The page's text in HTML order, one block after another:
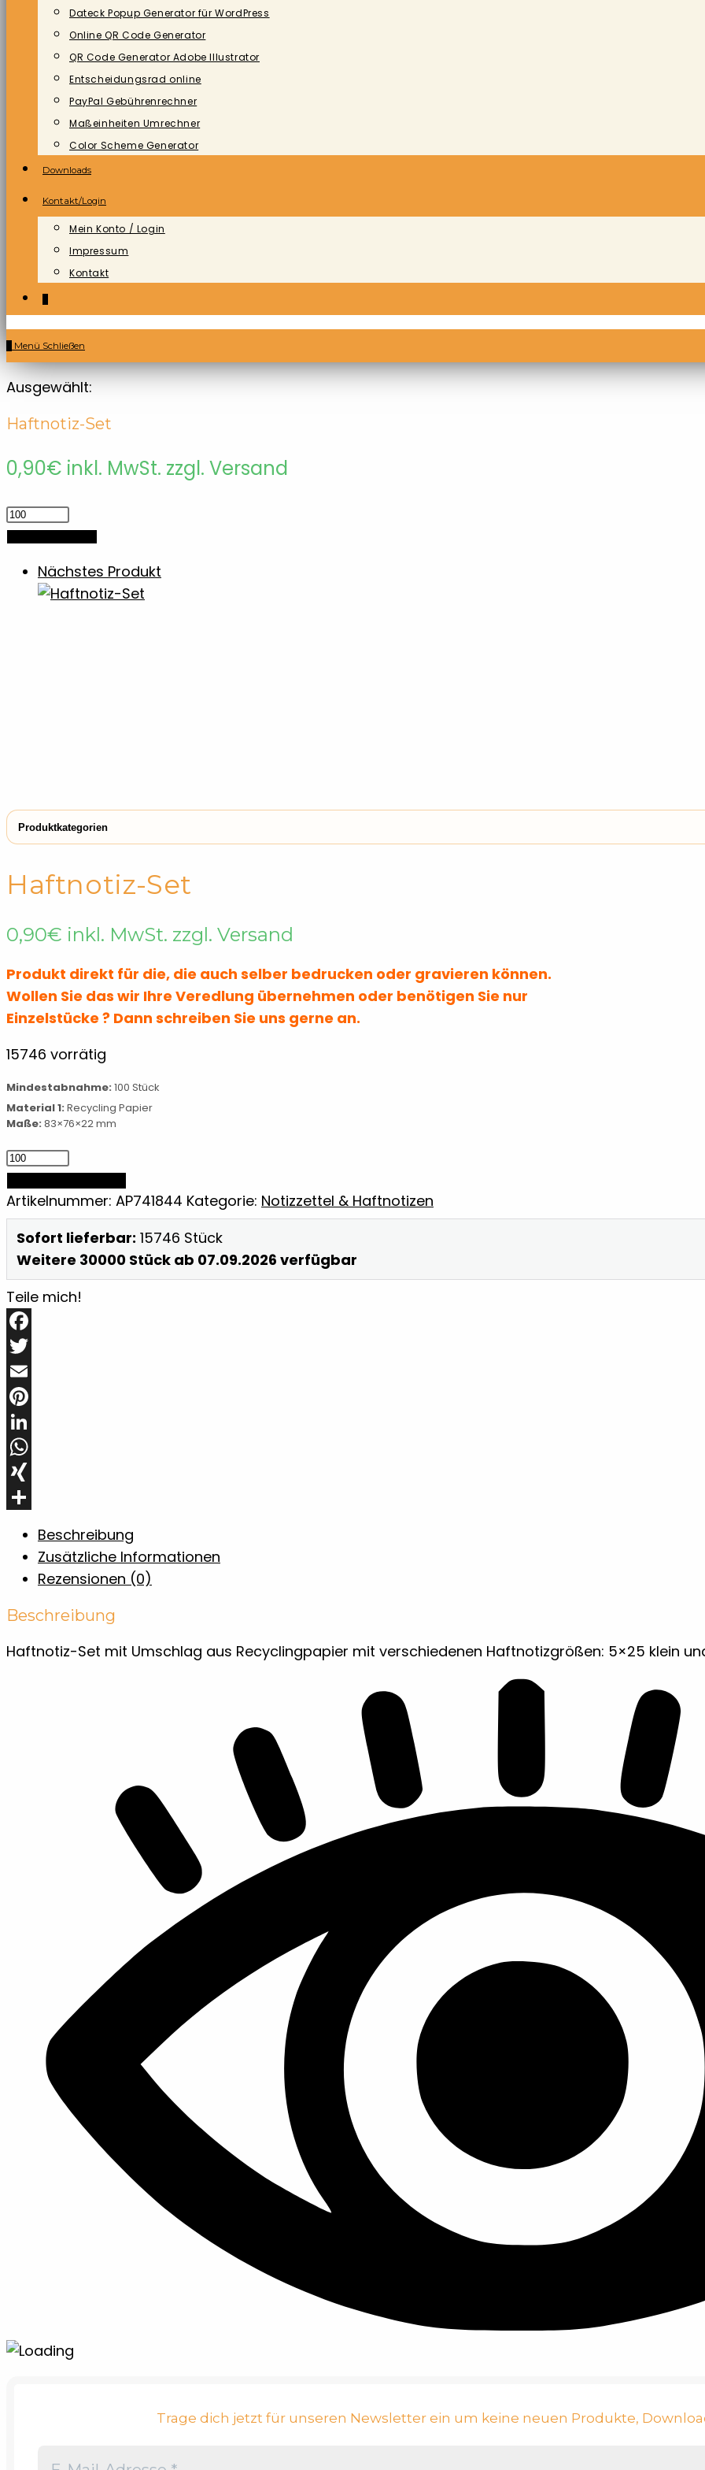
Dateck Popup Generator für WordPress
Online QR Code Generator
QR Code Generator Adobe Illustrator
Entscheidungsrad online
PayPal Gebührenrechner
Maßeinheiten Umrechner
Color Scheme Generator
Downloads
Kontakt/Login
Mein Konto / Login
Impressum
Kontakt
Menü Schließen
Ausgewählt:
Haftnotiz-Set
0,90€ inkl. MwSt. zzgl. Versand
Haftnotiz-
Set
Nächstes Produkt
Produktkategorien
Notizzettel & HaftnotizenLineale & Lesezeichen
Haftnotiz-Set
0,90€ inkl. MwSt. zzgl. Versand
Produkt direkt für die, die auch selber bedrucken oder gravieren können.
Wollen Sie das wir Ihre Veredlung übernehmen oder benötigen Sie nur
Einzelstücke ? Dann schreiben Sie uns gerne an.
15746 vorrätig
Mindestabnahme: 100 Stück
Material 1: Recycling Papier
Maße: 83×76×22 mm
Haftnotiz-
Set
Menge
Artikelnummer: AP741844 Kategorie: Notizzettel & Haftnotizen
Sofort lieferbar: 15746 Stück
Weitere 30000 Stück ab 07.09.2026 verfügbar
Teile mich!
Facebook
Twitter
Email
Pinterest
LinkedIn
WhatsApp
XING
Beschreibung
Zusätzliche Informationen
Rezensionen (0)
Beschreibung
Haftnotiz-Set mit Umschlag aus Recyclingpapier mit verschiedenen Haftnotizgrößen: 5×25 klein
Trage dich jetzt für unseren Newsletter ein um keine neuen Produkte,